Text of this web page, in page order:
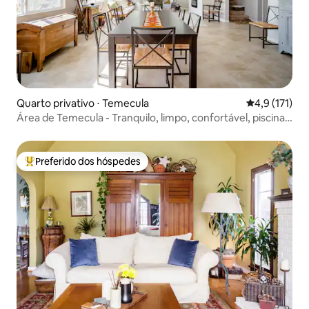
Quarto privativo ⋅ Temecula 4,9 de uma
4,9 (171)
Área de Temecula - Tranquilo, limpo, confortável, piscina
Entre os melhores preferidos dos hóspedes
Preferido dos hóspedes